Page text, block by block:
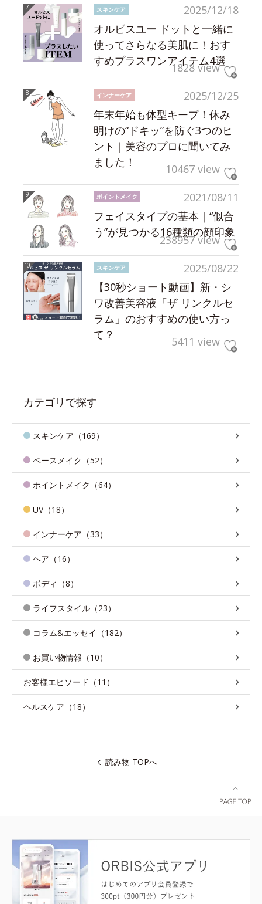
2025/12/18
スキンケア
オルビスユー ドットと一緒に
使ってさらなる美肌に！おす
すめプラスワンアイテム4選
1828 view
2025/12/25
インナーケア
年末年始も体型キープ！休み
明けの“ドキッ”を防ぐ3つのヒ
ント｜美容のプロに聞いてみ
ました！
10467 view
2021/08/11
ポイントメイク
フェイスタイプの基本｜“似合
う”が見つかる16種類の顔印象
238957 view
2025/08/22
スキンケア
【30秒ショート動画】新・シ
ワ改善美容液「ザ リンクルセ
ラム」のおすすめの使い方っ
て？
5411 view
カテゴリで探す
スキンケア（169）
ベースメイク（52）
ポイントメイク（64）
UV（18）
インナーケア（33）
ヘア（16）
ボディ（8）
ライフスタイル（23）
コラム&エッセイ（182）
お買い物情報（10）
お客様エピソード（11）
ヘルスケア（18）
読み物 TOPへ